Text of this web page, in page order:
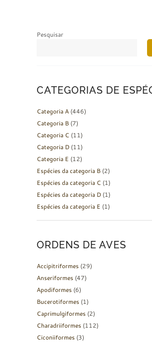
Pesquisar
CATEGORIAS DE
Categoria A (446)
Categoria B (7)
Categoria C (11)
Categoria D (11)
Categoria E (12)
Espécies da categoria B (2)
Espécies da categoria C (1)
Espécies da categoria D (1)
Espécies da categoria E (1)
ORDENS DE AVES
Accipitriformes (29)
Anseriformes (47)
Apodiformes (6)
Bucerotiformes (1)
Caprimulgiformes (2)
Charadriiformes (112)
Ciconiiformes (3)